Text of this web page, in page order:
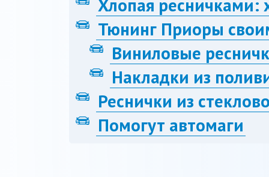
Хлопая ресничками:
Тюнинг Приоры
Виниловые
Накладки из
Реснички из
Помогут автомаги